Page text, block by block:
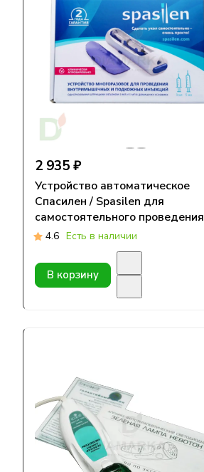
2 935 ₽
Устройство автоматическое
Спасилен / Spasilen для
самостоятельного проведения
инъекций
4.6 Есть в наличии
В корзину